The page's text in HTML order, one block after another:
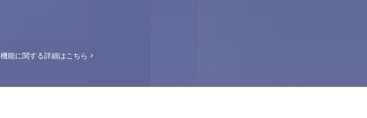
機能に関する詳細はこちら >